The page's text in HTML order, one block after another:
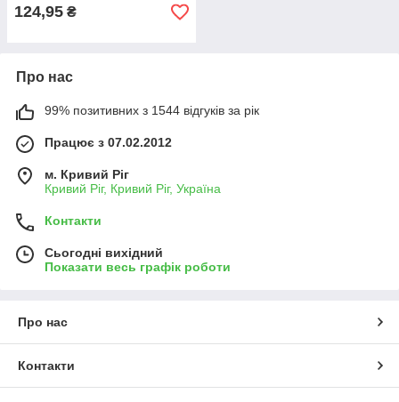
124,95 ₴
Про нас
99% позитивних з 1544 відгуків за рік
Працює з 07.02.2012
м. Кривий Ріг
Кривий Ріг, Кривий Ріг, Україна
Контакти
Сьогодні вихідний
Показати весь графік роботи
Про нас
Контакти